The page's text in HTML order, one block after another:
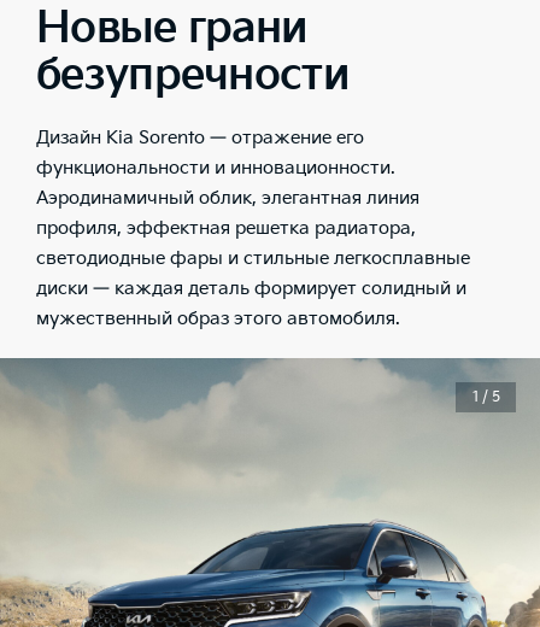
Новые грани
безупречности
Дизайн Kia Sorento — отражение его
функциональности и инновационности.
Аэродинамичный облик, элегантная линия
профиля, эффектная решетка радиатора,
светодиодные фары и стильные легкосплавные
диски — каждая деталь формирует солидный и
мужественный образ этого автомобиля.
1 / 5